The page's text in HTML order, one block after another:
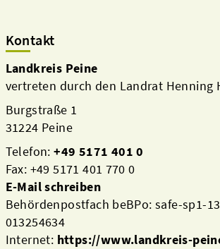
Kontakt
Landkreis Peine
vertreten durch den Landrat Henning
Burgstraße 1
31224 Peine
Telefon:+49 5171 401 0
Fax: +49 5171 401 770 0
E-Mail schreiben
Behördenpostfach beBPo: safe-sp1-
013254634
Internet: https://www.landkreis-